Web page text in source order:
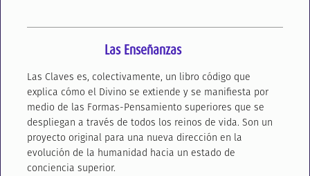
Las Enseñanzas
Las Claves es, colectivamente, un libro código que
explica cómo el Divino se extiende y se manifiesta por
medio de las Formas-Pensamiento superiores que se
despliegan a través de todos los reinos de vida. Son un
proyecto original para una nueva dirección en la
evolución de la humanidad hacia un estado de
conciencia superior.